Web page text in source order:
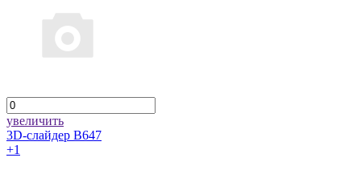
увеличить
3D-слайдер B647
+1